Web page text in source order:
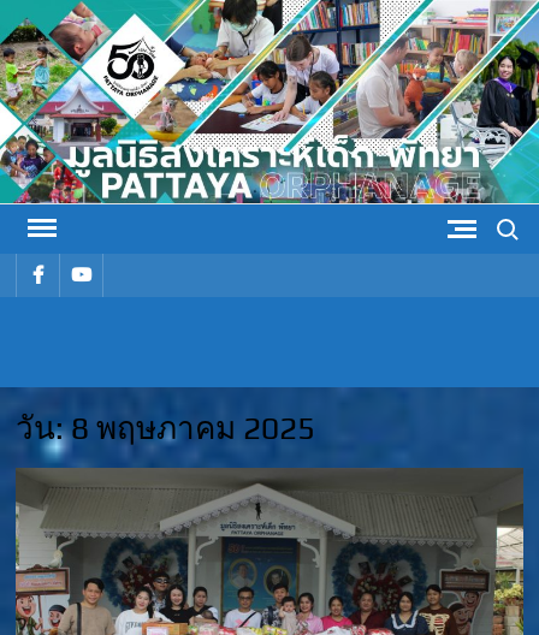
Skip
to
content
รายการรายการ
สงเคราะห์
เด็ก พัทยา
วัน:8 พฤษภาคม 2025